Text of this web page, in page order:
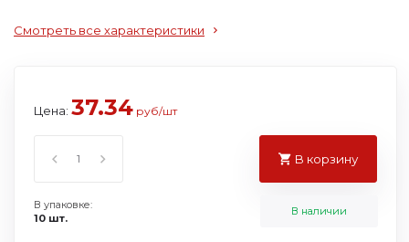
Смотреть все характеристики
Цена: 37.34 руб/шт
В корзину
В упаковке:
10 шт.
В наличии